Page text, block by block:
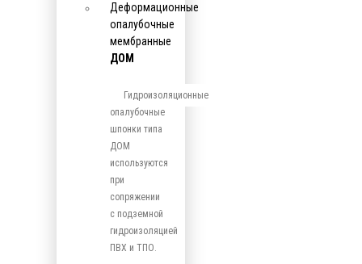
Деформационные
опалубочные
мембранные
ДОМ
Гидроизоляционные
опалубочные
шпонки типа
ДОМ
используются
при
сопряжении
с подземной
гидроизоляцией
ПВХ и ТПО.